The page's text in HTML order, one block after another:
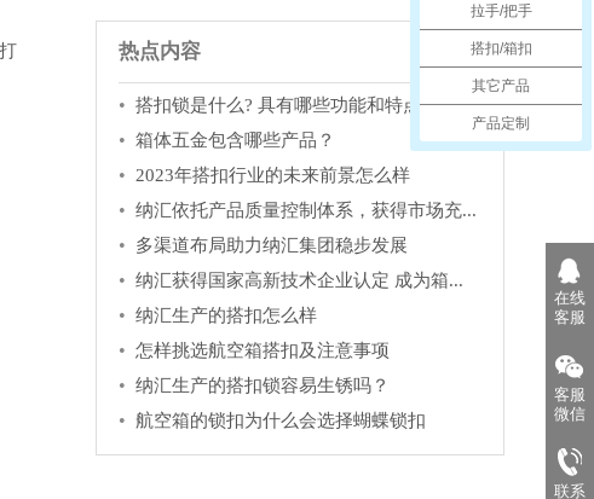
热点内容
搭扣锁是什么? 具有哪些功能和特点？
箱体五金包含哪些产品？
2023年搭扣行业的未来前景怎么样
纳汇依托产品质量控制体系，获得市场充...
多渠道布局助力纳汇集团稳步发展
纳汇获得国家高新技术企业认定 成为箱...
纳汇生产的搭扣怎么样
怎样挑选航空箱搭扣及注意事项
纳汇生产的搭扣锁容易生锈吗？
航空箱的锁扣为什么会选择蝴蝶锁扣
在线
客服
客服
微信
联系
拉手/把手
搭扣/箱扣
其它产品
产品定制